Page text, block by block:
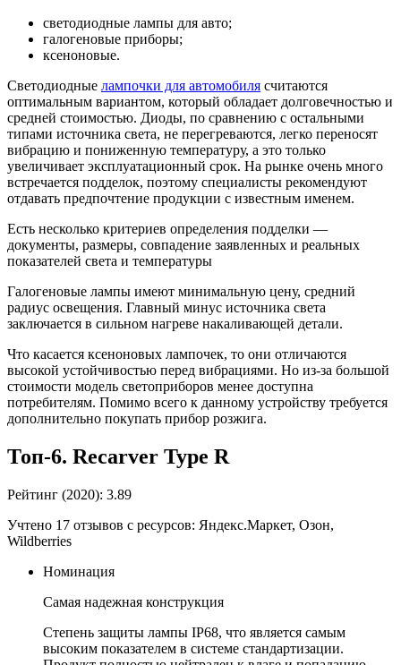
светодиодные лампы для авто;
галогеновые приборы;
ксеноновые.
Светодиодные лампочки для автомобиля считаются
оптимальным вариантом, который обладает долговечностью и
средней стоимостью. Диоды, по сравнению с остальными
типами источника света, не перегреваются, легко переносят
вибрацию и пониженную температуру, а это только
увеличивает эксплуатационный срок. На рынке очень много
встречается подделок, поэтому специалисты рекомендуют
отдавать предпочтение продукции с известным именем.
Есть несколько критериев определения подделки —
документы, размеры, совпадение заявленных и реальных
показателей света и температуры
Галогеновые лампы имеют минимальную цену, средний
радиус освещения. Главный минус источника света
заключается в сильном нагреве накаливающей детали.
Что касается ксеноновых лампочек, то они отличаются
высокой устойчивостью перед вибрациями. Но из-за большой
стоимости модель светоприборов менее доступна
потребителям. Помимо всего к данному устройству требуется
дополнительно покупать прибор розжига.
Топ-6. Recarver Type R
Рейтинг (2020): 3.89
Учтено 17 отзывов с ресурсов: Яндекс.Маркет, Озон,
Wildberries
Номинация
Самая надежная конструкция
Степень защиты лампы IP68, что является самым
высоким показателем в системе стандартизации.